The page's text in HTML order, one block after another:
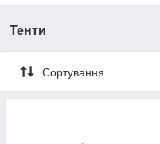
Тенти
Сортування